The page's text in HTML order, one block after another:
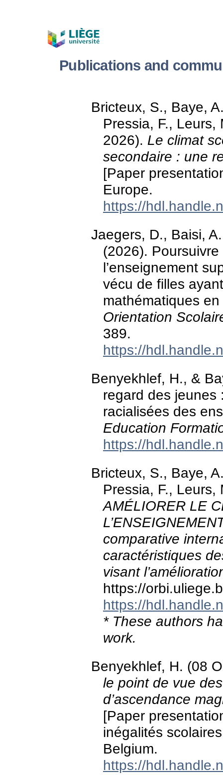
Publications and
Bricteux, S., Baye,
Pressia, F.,
2026). Le climat
secondaire : une
[Paper
Europe.
https://
Jaegers, D., Baisi,
(2026).
l’enseignement
vécu de filles
mathématiques
Orientation
389.
https://
Benyekhlef, H., &
regard des jeunes
racialisées des
Education
https://
Bricteux, S., Baye,
Pressia, F.,
AMÉLIORER LE
comparative
caractéristiques
visant
https://
https://
* These authors
work.
Benyekhlef, H. (08
le point de vue
d’ascendance
[Paper
inégalités
Belgium.
https://